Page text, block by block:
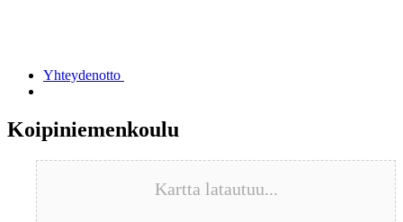
Yhteydenotto
Koipiniemenkoulu
Kartta latautuu...